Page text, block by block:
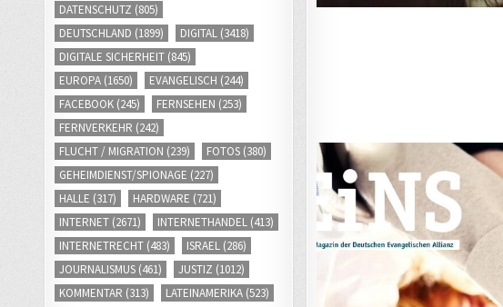
DATENSCHUTZ (805)
DEUTSCHLAND (1899) DIGITAL (3418)
DIGITALE SICHERHEIT (845)
EUROPA (1650) EVANGELISCH (244)
FACEBOOK (245) FERNSEHEN (253)
FERNVERKEHR (242)
FLUCHT / MIGRATION (239) FOTOS (380)
GEHEIMDIENST/SPIONAGE (227)
HALLE (317) HARDWARE (721)
INTERNET (2671) INTERNETHANDEL (413)
INTERNETRECHT (483) ISRAEL (286)
JOURNALISMUS (461) JUSTIZ (1012)
KOMMENTAR (313) LATEINAMERIKA (523)